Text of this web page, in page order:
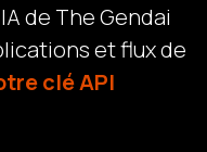
de The Gendai
et flux de
clé API